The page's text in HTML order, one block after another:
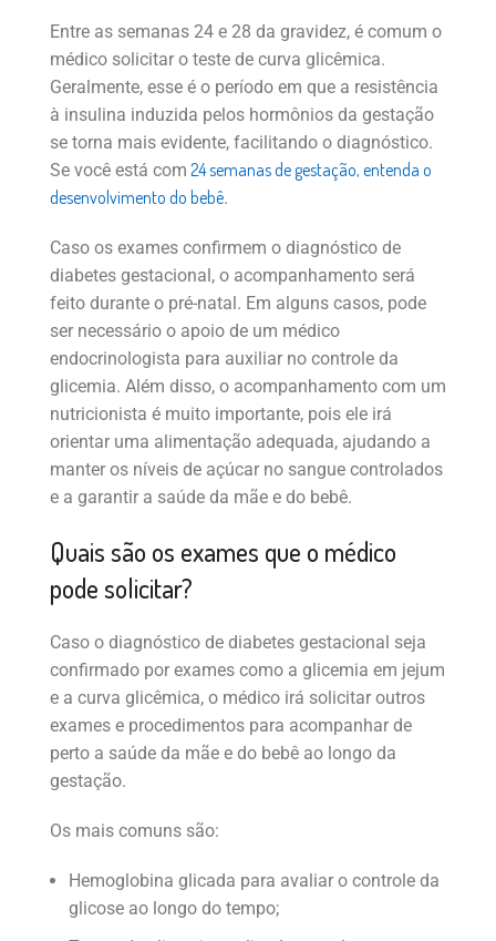
Entre as semanas 24 e 28 da gravidez, é comum o
médico solicitar o teste de curva glicêmica.
Geralmente, esse é o período em que a resistência
à insulina induzida pelos hormônios da gestação
se torna mais evidente, facilitando o diagnóstico.
Se você está com 24 semanas de gestação, entenda o
desenvolvimento do bebê.
Caso os exames confirmem o diagnóstico de
diabetes gestacional, o acompanhamento será
feito durante o pré-natal. Em alguns casos, pode
ser necessário o apoio de um médico
endocrinologista para auxiliar no controle da
glicemia. Além disso, o acompanhamento com um
nutricionista é muito importante, pois ele irá
orientar uma alimentação adequada, ajudando a
manter os níveis de açúcar no sangue controlados
e a garantir a saúde da mãe e do bebê.
Quais são os exames que o médico
pode solicitar?
Caso o diagnóstico de diabetes gestacional seja
confirmado por exames como a glicemia em jejum
e a curva glicêmica, o médico irá solicitar outros
exames e procedimentos para acompanhar de
perto a saúde da mãe e do bebê ao longo da
gestação.
Os mais comuns são:
Hemoglobina glicada para avaliar o controle da
glicose ao longo do tempo;